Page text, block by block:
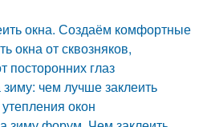
окна. Создаём комфортные
окна от сквозняков,
посторонних глаз
чем лучше заклеить
окон